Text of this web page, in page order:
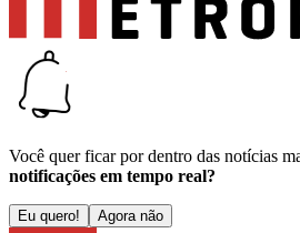
Você quer ficar por dentro das notícias
notificações em tempo real?
Eu quero! Agora não